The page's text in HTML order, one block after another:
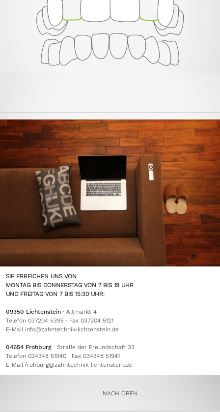
SIE ERREICHEN UNS VON
MONTAG BIS DONNERSTAG VON 7 BIS 19 UHR
UND FREITAG VON 7 BIS 15:30 UHR:
09350 Lichtenstein· Altmarkt 4
Telefon 037204 5395 · Fax 037204 5121
E-Mail info@zahntechnik-lichtenstein.de
04654 Frohburg· Straße der Freundschaft 33
Telefon 034348 51940 · Fax 034348 51941
E-Mail frohburg@zahntechnik-lichtenstein.de
NACH OBEN